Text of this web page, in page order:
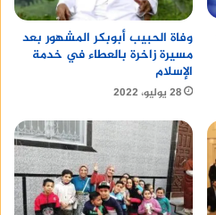
وفاة الحبيب أبوبكر المشهور بعد
مسيرة زاخرة بالعطاء في خدمة
الإسلام
28 يوليو، 2022